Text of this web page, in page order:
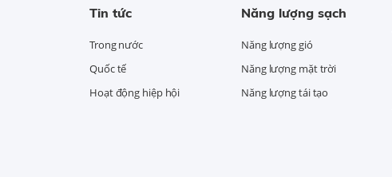
Tin tức
Trong nước
Quốc tế
Hoạt động hiệp hội
Năng lượng sạch
Năng lượng gió
Năng lượng mặt trời
Năng lượng tái tạo